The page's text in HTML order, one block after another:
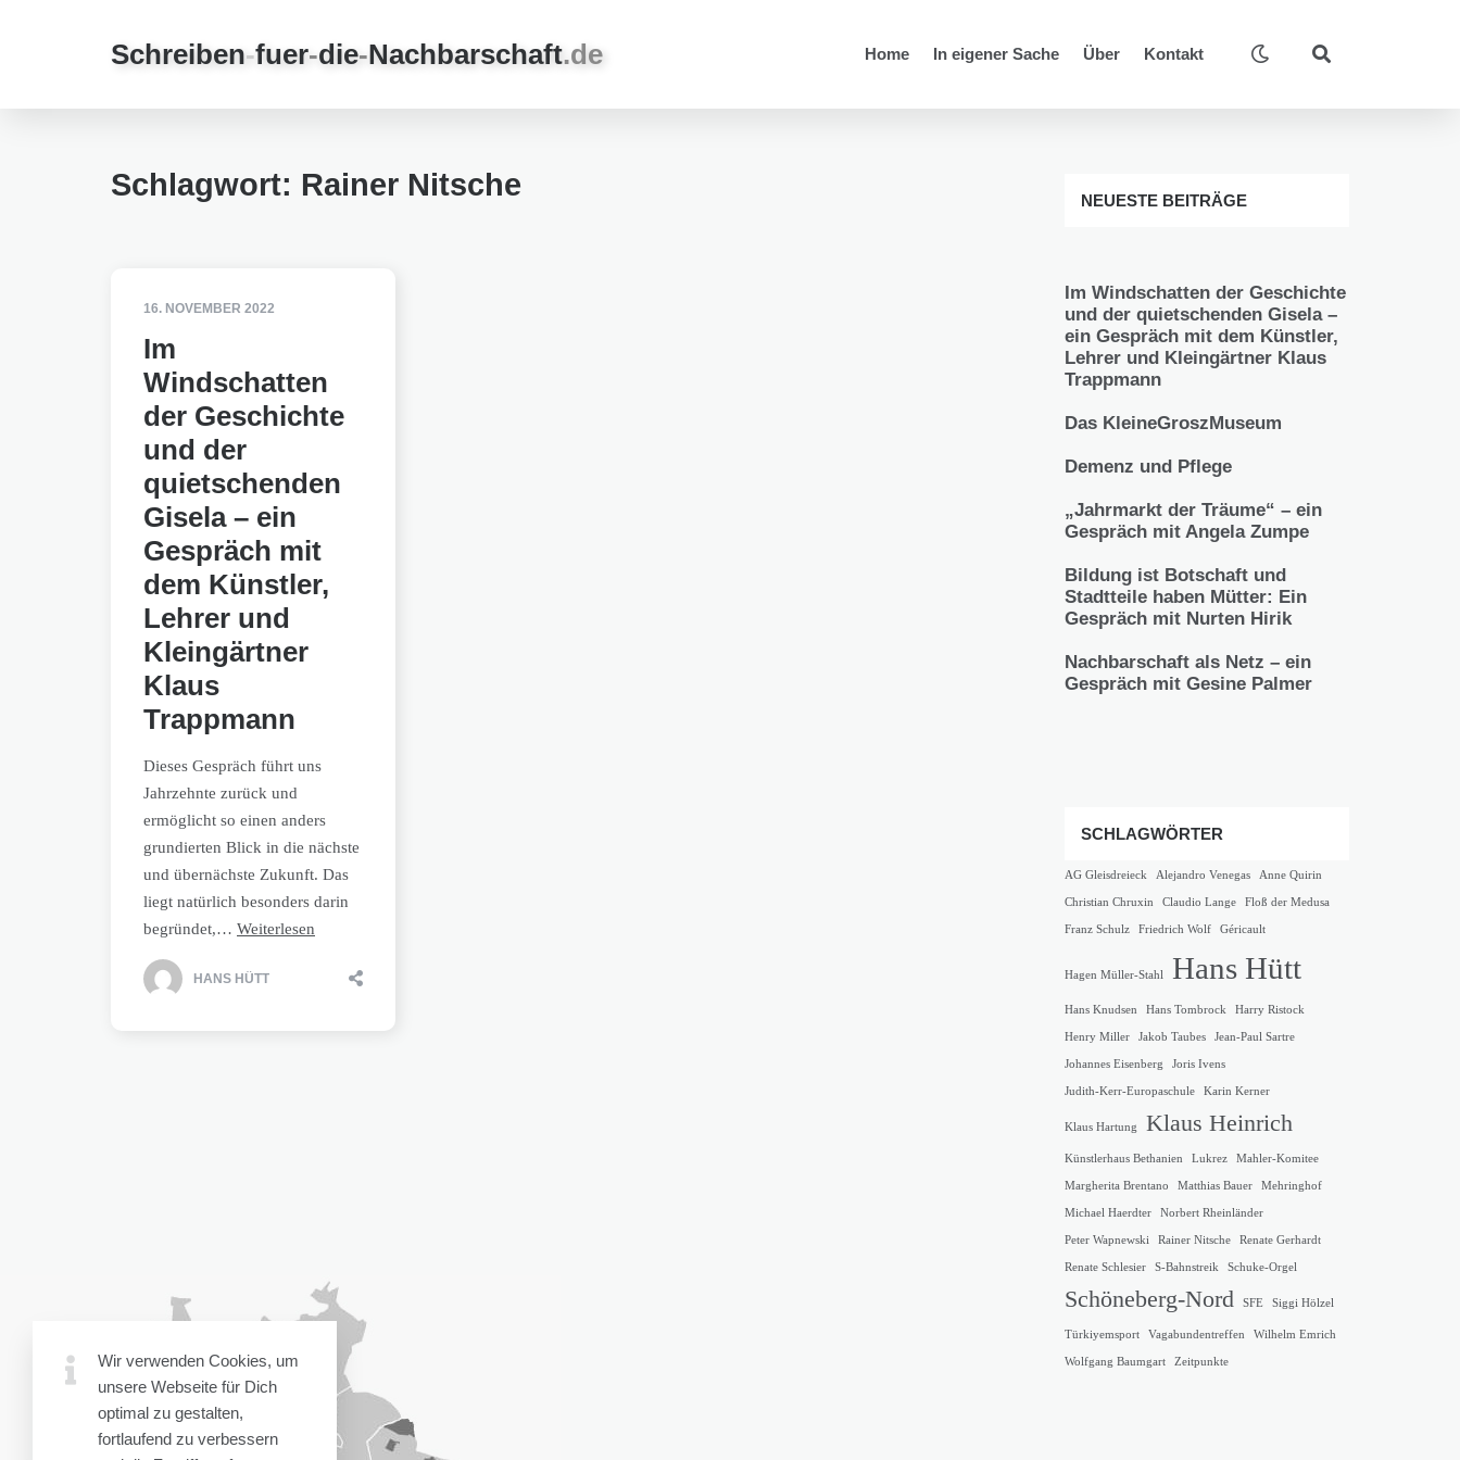
Schreiben-fuer-die-Nachbarschaft.de Home In eigener Sache Über Kontakt
Schlagwort: Rainer Nitsche
16. NOVEMBER 2022
Im
Windschatten
der Geschichte
und der
quietschenden
Gisela – ein
Gespräch mit
dem Künstler,
Lehrer und
Kleingärtner
Klaus
Trappmann
Dieses Gespräch führt uns
Jahrzehnte zurück und
ermöglicht so einen anders
grundierten Blick in die nächste
und übernächste Zukunft. Das
liegt natürlich besonders darin
begründet,… Weiterlesen
HANS HÜTT
NEUESTE BEITRÄGE
Im Windschatten der Geschichte
und der quietschenden Gisela –
ein Gespräch mit dem Künstler,
Lehrer und Kleingärtner Klaus
Trappmann
Das KleineGroszMuseum
Demenz und Pflege
„Jahrmarkt der Träume“ – ein
Gespräch mit Angela Zumpe
Bildung ist Botschaft und
Stadtteile haben Mütter: Ein
Gespräch mit Nurten Hirik
Nachbarschaft als Netz – ein
Gespräch mit Gesine Palmer
SCHLAGWÖRTER
AG Gleisdreieck Alejandro Venegas Anne Quirin
Christian Chruxin Claudio Lange Floß der Medusa
Franz Schulz Friedrich Wolf Géricault
Hagen Müller-Stahl Hans Hütt
Hans Knudsen Hans Tombrock Harry Ristock
Henry Miller Jakob Taubes Jean-Paul Sartre
Johannes Eisenberg Joris Ivens
Judith-Kerr-Europaschule Karin Kerner
Klaus Hartung Klaus Heinrich
Künstlerhaus Bethanien Lukrez Mahler-Komitee
Margherita Brentano Matthias Bauer Mehringhof
Michael Haerdter Norbert Rheinländer
Peter Wapnewski Rainer Nitsche Renate Gerhardt
Renate Schlesier S-Bahnstreik Schuke-Orgel
Schöneberg-Nord SFE Siggi Hölzel
Türkiyemsport Vagabundentreffen Wilhelm Emrich
Wolfgang Baumgart Zeitpunkte
Wir verwenden Cookies, um
unsere Webseite für Dich
optimal zu gestalten,
fortlaufend zu verbessern